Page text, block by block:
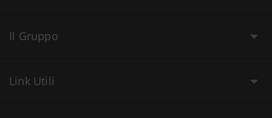
Il Gruppo
Link Utili